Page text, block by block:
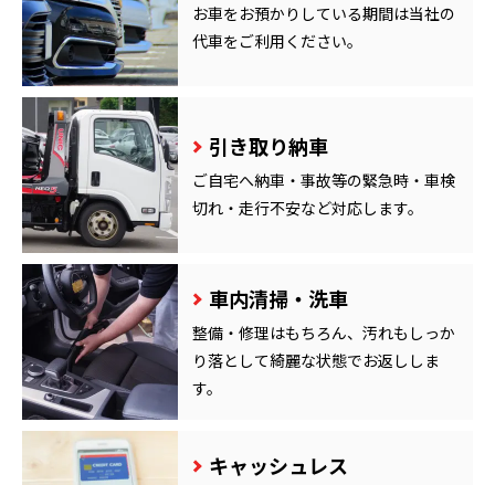
お車をお預かりしている期間は当社の
代車をご利用ください。
引き取り納車
ご自宅へ納車・事故等の緊急時・車検
切れ・走行不安など対応します。
車内清掃・洗車
整備・修理はもちろん、汚れもしっか
り落として綺麗な状態でお返ししま
す。
キャッシュレス